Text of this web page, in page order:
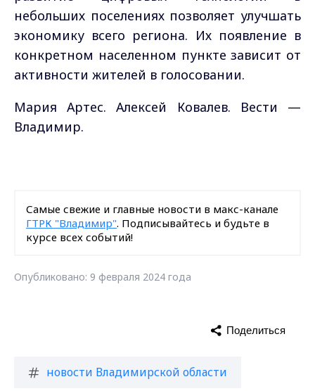
небольших поселениях позволяет улучшать
экономику всего региона. Их появление в
конкретном населенном пункте зависит от
активности жителей в голосовании.
Мария Артес. Алексей Ковалев. Вести —
Владимир.
Самые свежие и главные новости в макс-канале
ГТРК "Владимир". Подписывайтесь и будьте в
курсе всех событий!
Опубликовано: 9 февраля 2024 года
новости Владимирской области
Поделиться